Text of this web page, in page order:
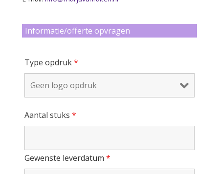
Informatie/offerte opvragen
Type opdruk*
Aantal stuks *
Gewenste leverdatum *